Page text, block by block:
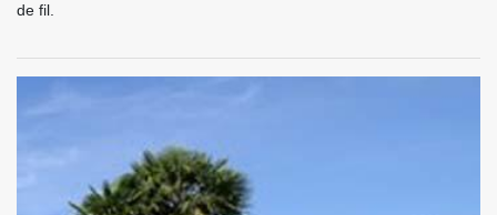
de fil.